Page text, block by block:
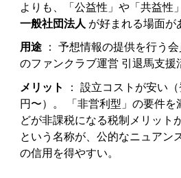
よりも、「公益性」や「共益性
一般社団法人 が好まれる場面が
用途 ： 予想情報の提供を行う
のファンクラブ運営 引退馬支援
メリット
： 設立コストが安い
円〜）。 「非営利型」の要件を
どが非課税になる税制メリット
という名称が、公的なニュアン
の信用を得やすい。